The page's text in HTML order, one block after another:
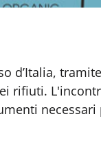
d’Italia,
rifiuti.